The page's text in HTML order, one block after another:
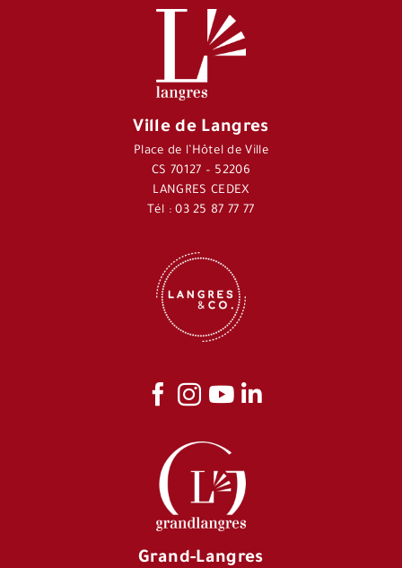
Ville de Langres
Place de l’Hôtel de Ville
CS 70127 – 52206
LANGRES CEDEX
Tél : 03 25 87 77 77
Grand-Langres